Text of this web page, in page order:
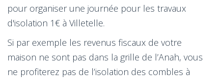
pour organiser une journée pour les travaux
d'isolation 1€ à Villetelle.
Si par exemple les revenus fiscaux de votre
maison ne sont pas dans la grille de l’Anah, vous
ne profiterez pas de l’isolation des combles à